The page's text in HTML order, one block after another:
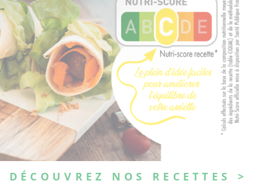
DÉCOUVREZ NOS RECETTES >